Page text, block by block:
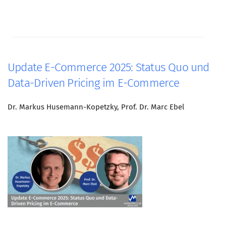
Update E-Commerce 2025: Status Quo und
Data-Driven Pricing im E-Commerce
Dr. Markus Husemann-Kopetzky, Prof. Dr. Marc Ebel